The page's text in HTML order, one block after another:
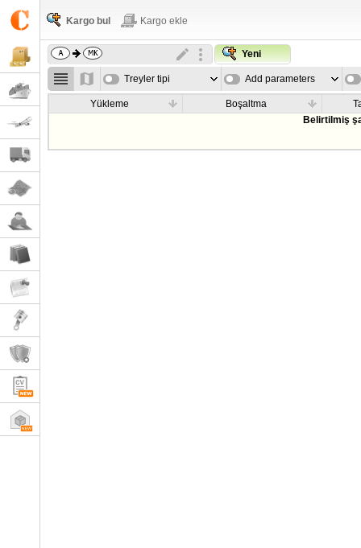
Kargo bul Kargo ekle
Yeni
Treyler tipi Add parameters
Yükleme Boşaltma
Belirtilmiş